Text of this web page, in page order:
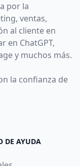
por la
ventas,
al cliente en
en ChatGPT,
y muchos más.
la confianza de
DE AYUDA